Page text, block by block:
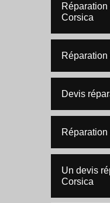
Corsica
Devis
Un devis
Corsica